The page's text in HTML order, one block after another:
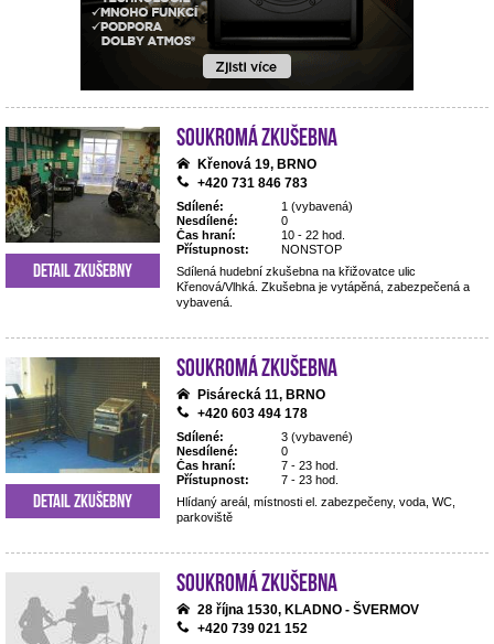
Soukromá zkušebna
Křenová 19, BRNO
+420 731 846 783
Sdílené:
1 (vybavená)
Nesdílené:
0
Čas hraní:
10 - 22 hod.
Přístupnost:
NONSTOP
Sdílená hudební zkušebna na křižovatce ulic
Křenová/Vlhká. Zkušebna je vytápěná, zabezpečená a
vybavená.
Detail zkušebny
Soukromá zkušebna
Pisárecká 11, BRNO
+420 603 494 178
Sdílené:
3 (vybavené)
Nesdílené:
0
Čas hraní:
7 - 23 hod.
Přístupnost:
7 - 23 hod.
Hlídaný areál, místnosti el. zabezpečeny, voda, WC,
parkoviště
Detail zkušebny
Soukromá zkušebna
28 října 1530, KLADNO - ŠVERMOV
+420 739 021 152